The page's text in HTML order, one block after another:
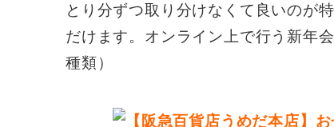
とり分ずつ取り分けなくて良いのが
だけます。オンライン上で行う新年
種類）